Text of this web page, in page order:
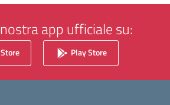
app ufficiale su:
Play Store